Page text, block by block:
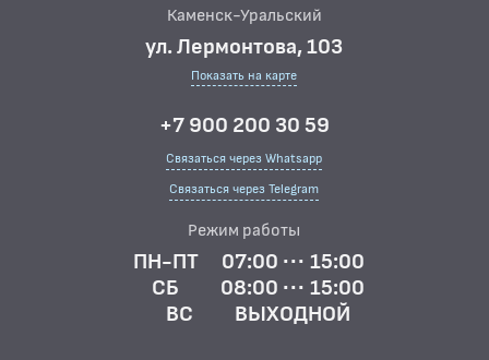
Каменск-Уральский
ул. Лермонтова, 103
Показать на карте
+7 900 200 30 59
Связаться через Whatsapp
Связаться через Telegram
Режим работы
ПН-ПТ
07:00 ··· 15:00
СБ
08:00 ··· 15:00
ВС
ВЫХОДНОЙ